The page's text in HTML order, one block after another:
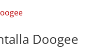
Doogee